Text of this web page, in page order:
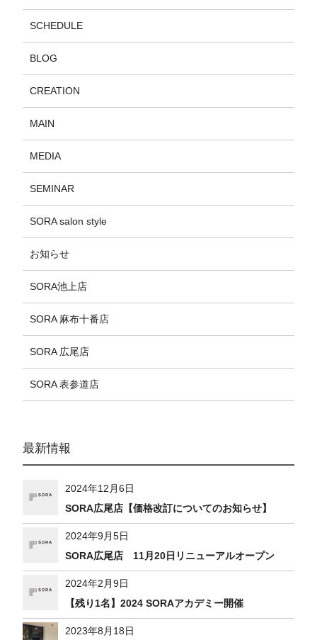
SCHEDULE
BLOG
CREATION
MAIN
MEDIA
SEMINAR
SORA salon style
お知らせ
SORA池上店
SORA 麻布十番店
SORA 広尾店
SORA 表参道店
最新情報
2024年12月6日
SORA広尾店【価格改訂についてのお知らせ】
2024年9月5日
SORA広尾店 11月20日リニューアルオープン
2024年2月9日
【残り1名】2024 SORAアカデミー開催
2023年8月18日